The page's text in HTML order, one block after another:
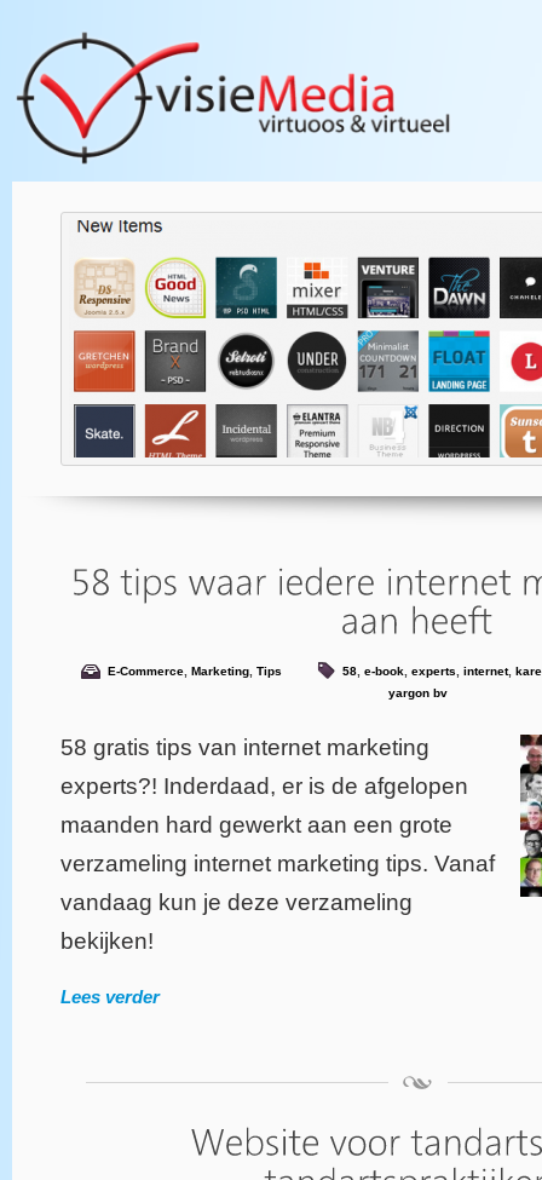
E-Commerce, Marketing, Tips 58, e-book, experts internet,
yargon bv
58 gratis tips van internet marketing
experts?! Inderdaad, er is de afgelopen
maanden hard gewerkt aan een grote
verzameling internet marketing tips. Vanaf
vandaag kun je deze verzameling
bekijken!
Lees verder